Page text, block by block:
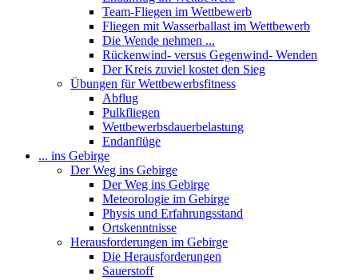
Team-Fliegen im Wettbewerb
Fliegen mit Wasserballast im Wettbewerb
Die Wende nehmen ...
Rückenwind- versus Gegenwind- Wenden
Der Kreis zuviel kostet den Sieg
Übungen für Wettbewerbsfitness
Abflug
Pulkfliegen
Wettbewerbsdauerbelastung
Endanflüge
... ins Gebirge
Der Weg ins Gebirge
Der Weg ins Gebirge
Meteorologie im Gebirge
Physis und Erfahrungsstand
Ortskenntnisse
Herausforderungen im Gebirge
Die Herausforderungen
Sauerstoff